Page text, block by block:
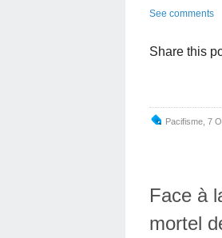
See comments
Share this
Pacifisme 7
Face à
mortel